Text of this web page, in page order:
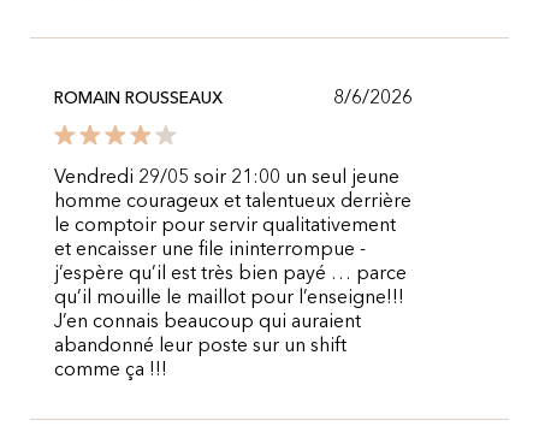
ROMAIN ROUSSEAUX 8/6/2026
Vendredi 29/05 soir 21:00 un seul jeune
homme courageux et talentueux derrière
le comptoir pour servir qualitativement
et encaisser une file ininterrompue -
j’espère qu’il est très bien payé … parce
qu’il mouille le maillot pour l’enseigne!!!
J’en connais beaucoup qui auraient
abandonné leur poste sur un shift
comme ça !!!